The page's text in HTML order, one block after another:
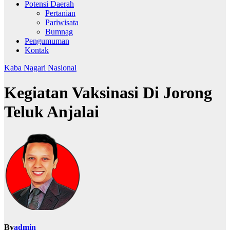
Potensi Daerah
Pertanian
Pariwisata
Bumnag
Pengumuman
Kontak
Kaba Nagari Nasional
Kegiatan Vaksinasi Di Jorong
Teluk Anjalai
Byadmin